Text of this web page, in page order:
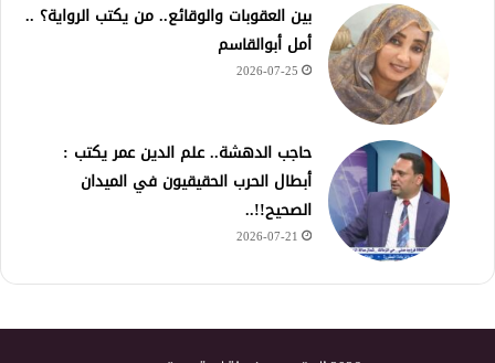
بين العقوبات والوقائع.. من يكتب الرواية؟ ..
أمل أبوالقاسم
2026-07-25
حاجب الدهشة.. علم الدين عمر يكتب :
أبطال الحرب الحقيقيون في الميدان
الصحيح!!..
2026-07-21